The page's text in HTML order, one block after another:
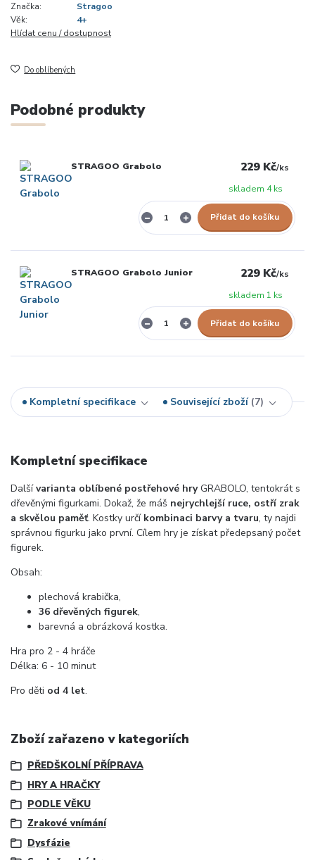
Značka:
Stragoo
Věk:
4+
Hlídat cenu / dostupnost
Do oblíbených
Podobné produkty
STRAGOO Grabolo 229 Kč/ks
skladem 4 ks
Přidat do košíku
STRAGOO Grabolo Junior 229 Kč/ks
skladem 1 ks
Přidat do košíku
Kompletní specifikace Související zboží 7
Kompletní specifikace
Dalšívarianta oblíbené postřehové hry GRABOLO, tentokrát s
dřevěnými figurkami. Dokaž, že máš nejrychlejší ruce, ostří zrak
a skvělou paměť. Kostky určí kombinaci barvy a tvaru, ty najdi
správnou figurku jako první. Cílem hry je získat předepsaný počet
figurek.
Obsah:
plechová krabička,
36 dřevěných figurek,
barevná a obrázková kostka.
Hra pro 2 - 4 hráče
Délka: 6 - 10 minut
Pro děti od 4 let.
Zboží zařazeno v kategoriích
PŘEDŠKOLNÍ PŘÍPRAVA
HRY A HRAČKY
PODLE VĚKU
Zrakové vnímání
Dysfázie